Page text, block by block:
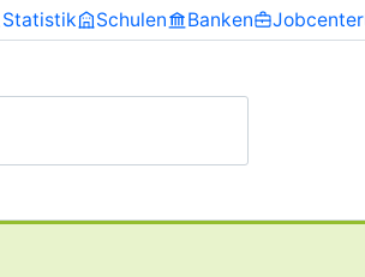
Statistik Schulen Banken Jobcenter